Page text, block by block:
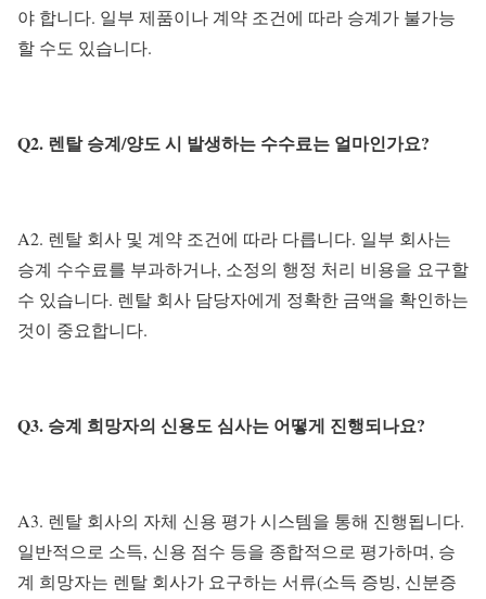
야 합니다. 일부 제품이나 계약 조건에 따라 승계가 불가능
할 수도 있습니다.
Q2. 렌탈 승계/양도 시 발생하는 수수료는 얼마인가요?
A2. 렌탈 회사 및 계약 조건에 따라 다릅니다. 일부 회사는
승계 수수료를 부과하거나, 소정의 행정 처리 비용을 요구할
수 있습니다. 렌탈 회사 담당자에게 정확한 금액을 확인하는
것이 중요합니다.
Q3. 승계 희망자의 신용도 심사는 어떻게 진행되나요?
A3. 렌탈 회사의 자체 신용 평가 시스템을 통해 진행됩니다.
일반적으로 소득, 신용 점수 등을 종합적으로 평가하며, 승
계 희망자는 렌탈 회사가 요구하는 서류(소득 증빙, 신분증